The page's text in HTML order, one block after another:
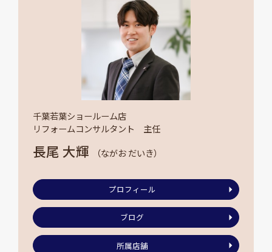
千葉若葉ショールーム店
リフォームコンサルタント 主任
長尾 大輝 （ながお だいき）
プロフィール
ブログ
所属店舗